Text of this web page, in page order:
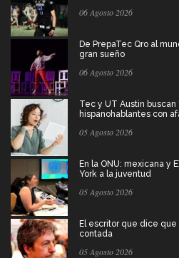
06 Agosto 2026
De PrepaTec Qro al
gran sueño
06 Agosto 2026
Tec y UT Austin buscan
hispanohablantes con
05 Agosto 2026
En la ONU: mexicana y
York a la juventud
05 Agosto 2026
El escritor que dice
contada
05 Agosto 2026